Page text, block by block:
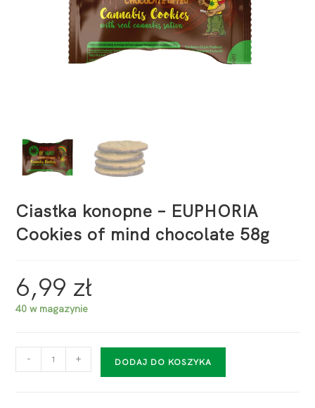
Ciastka konopne – EUPHORIA
Cookies of mind chocolate 58g
6,99 zł
40 w magazynie
- + DODAJ DO KOSZYKA